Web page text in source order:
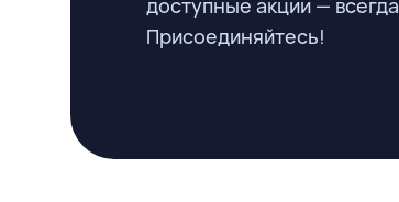
доступные акции —
Присоединяйтесь!